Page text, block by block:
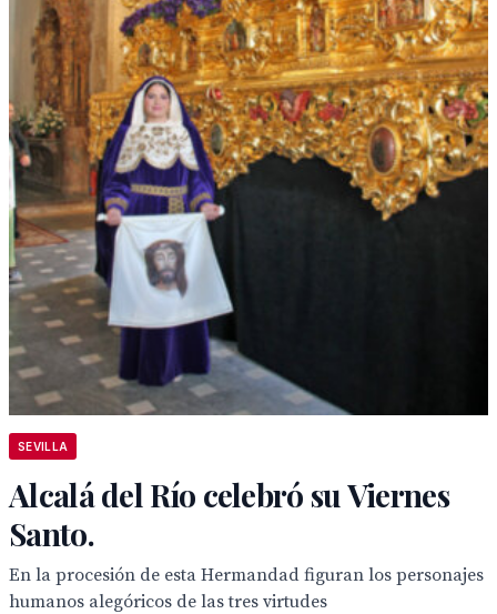
SEVILLA
Alcalá del Río celebró su Viernes
Santo.
En la procesión de esta Hermandad figuran los personajes
humanos alegóricos de las tres virtudes